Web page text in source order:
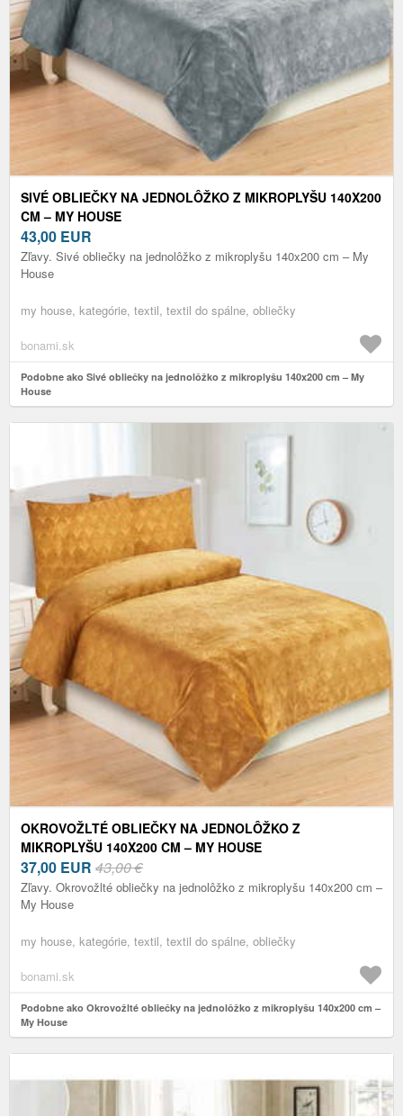
SIVÉ OBLIEČKY NA JEDNOLÔŽKO Z MIKROPLYŠU 140X200
CM – MY HOUSE
43,00 EUR
Zľavy. Sivé obliečky na jednolôžko z mikroplyšu 140x200 cm – My
House
my house, kategórie, textil, textil do spálne, obliečky
bonami.sk
Podobne ako Sivé obliečky na jednolôžko z mikroplyšu 140x200 cm – My
House
OKROVOŽLTÉ OBLIEČKY NA JEDNOLÔŽKO Z
MIKROPLYŠU 140X200 CM – MY HOUSE
37,00 EUR 43,00 €
Zľavy. Okrovožlté obliečky na jednolôžko z mikroplyšu 140x200 cm –
My House
my house, kategórie, textil, textil do spálne, obliečky
bonami.sk
Podobne ako Okrovožlté obliečky na jednolôžko z mikroplyšu 140x200 cm –
My House